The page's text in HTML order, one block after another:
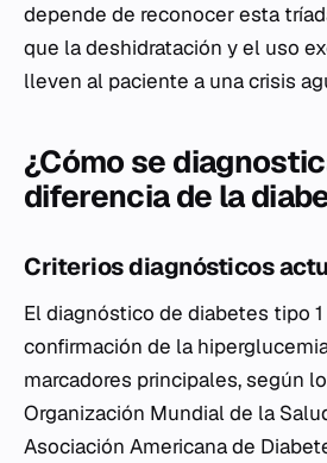
depende de reconocer esta
que la deshidratación y el uso
lleven al paciente a una crisis
¿Cómo se
diferencia de la
Criterios diagnósticos
El diagnóstico de diabetes tipo 1
confirmación de la
marcadores principales, según
Organización Mundial de la
Asociación Americana de